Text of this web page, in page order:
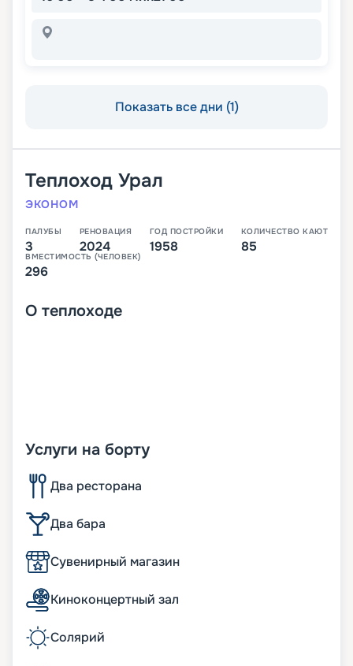
Показать все дни (1)
Теплоход Урал
ЭКОНОМ
ПАЛУБЫ
3
РЕНОВАЦИЯ
2024
ГОД ПОСТРОЙКИ
1958
КОЛИЧЕСТВО КАЮТ
85
ВМЕСТИМОСТЬ (ЧЕЛОВЕК)
296
О теплоходе
Услуги на борту
Два ресторана
Два бара
Сувенирный магазин
Киноконцертный зал
Солярий